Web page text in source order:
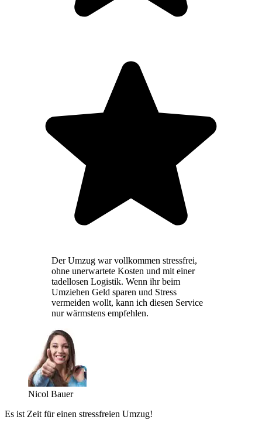
Der Umzug war vollkommen stressfrei,
ohne unerwartete Kosten und mit einer
tadellosen Logistik. Wenn ihr beim
Umziehen Geld sparen und Stress
vermeiden wollt, kann ich diesen Service
nur wärmstens empfehlen.
Nicol Bauer
Es ist Zeit für einen stressfreien Umzug!